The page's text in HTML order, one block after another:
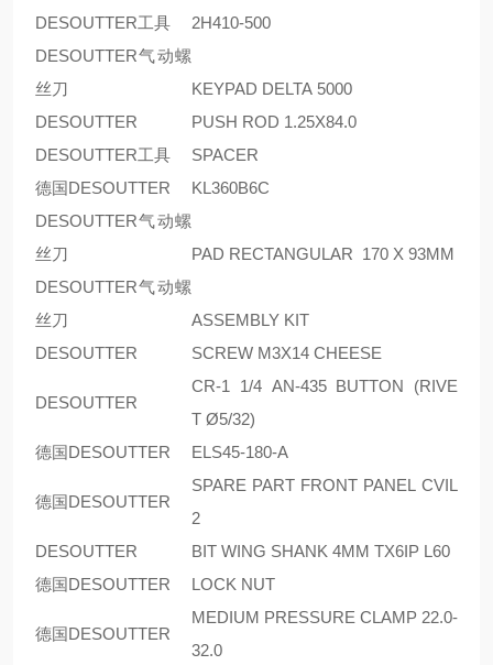
DESOUTTER工具
2H410-500
DESOUTTER气动螺
丝刀
KEYPAD DELTA 5000
DESOUTTER
PUSH ROD 1.25X84.0
DESOUTTER工具
SPACER
德国DESOUTTER
KL360B6C
DESOUTTER气动螺
丝刀
PAD RECTANGULAR 170 X 93MM
DESOUTTER气动螺
丝刀
ASSEMBLY KIT
DESOUTTER
SCREW M3X14 CHEESE
DESOUTTER
CR-1 1/4 AN-435 BUTTON (RIVE
T Ø5/32)
德国DESOUTTER
ELS45-180-A
德国DESOUTTER
SPARE PART FRONT PANEL CVIL
2
DESOUTTER
BIT WING SHANK 4MM TX6IP L60
德国DESOUTTER
LOCK NUT
德国DESOUTTER
MEDIUM PRESSURE CLAMP 22.0-
32.0